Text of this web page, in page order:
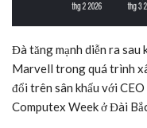
Đà tăng mạnh diễn ra
Marvell trong quá trình
đổi trên sân khấu với
Computex Week ở Đài